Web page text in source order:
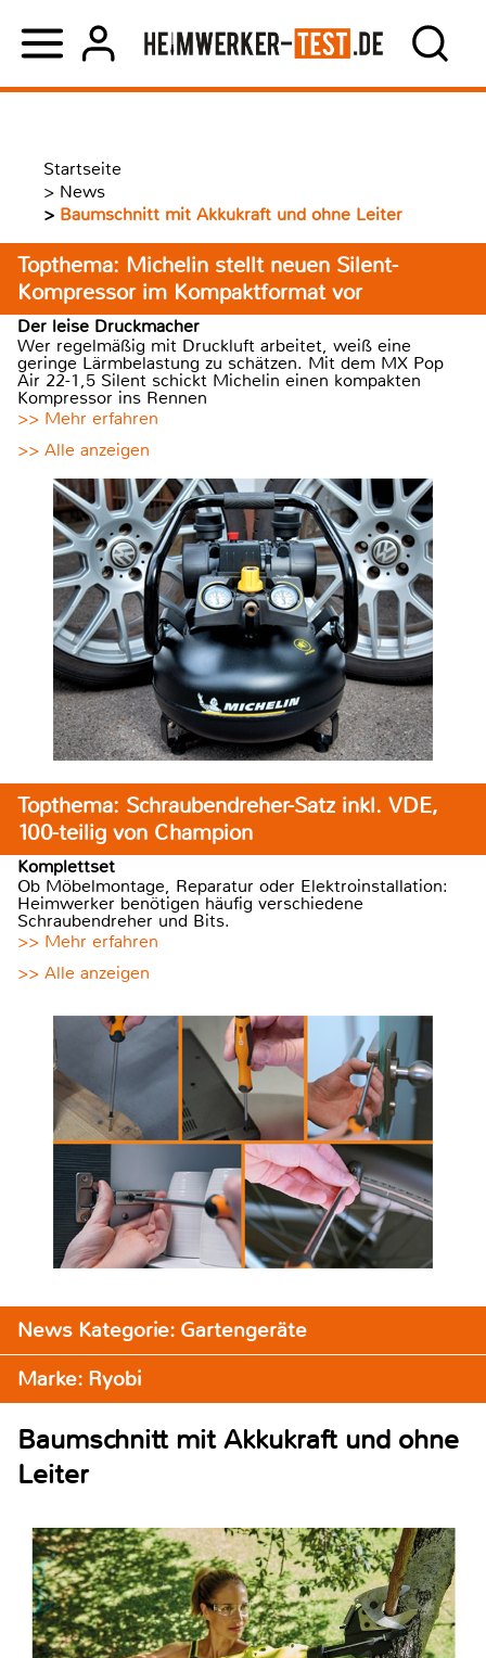
Startseite
> News
> Baumschnitt mit Akkukraft und ohne Leiter
Topthema: Michelin stellt neuen Silent-
Kompressor im Kompaktformat vor
Der leise Druckmacher
Wer regelmäßig mit Druckluft arbeitet, weiß eine
geringe Lärmbelastung zu schätzen. Mit dem MX Pop
Air 22-1,5 Silent schickt Michelin einen kompakten
Kompressor ins Rennen
>> Mehr erfahren
>> Alle anzeigen
Topthema: Schraubendreher-Satz inkl. VDE,
100-teilig von Champion
Komplettset
Ob Möbelmontage, Reparatur oder Elektroinstallation:
Heimwerker benötigen häufig verschiedene
Schraubendreher und Bits.
>> Mehr erfahren
>> Alle anzeigen
News Kategorie: Gartengeräte
Marke: Ryobi
Baumschnitt mit Akkukraft und ohne
Leiter